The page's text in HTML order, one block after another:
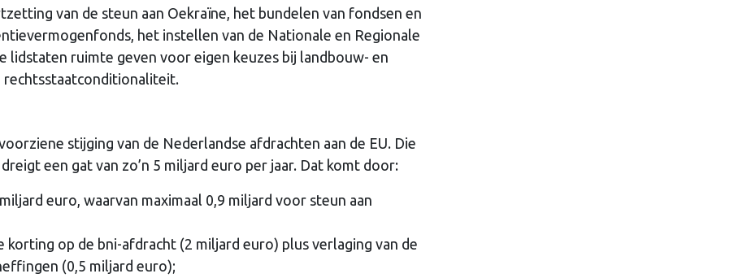
van de steun aan Oekraïne, het bundelen van fondsen en
het instellen van de Nationale en Regionale
lidstaten ruimte geven voor eigen keuzes bij landbouw- en
rechtsstaatconditionaliteit.
stijging van de Nederlandse afdrachten aan de EU. Die
een gat van zo’n 5 miljard euro per jaar. Dat komt door:
euro, waarvan maximaal 0,9 miljard voor steun aan
op de bni-afdracht (2 miljard euro) plus verlaging van de
(0,5 miljard euro);